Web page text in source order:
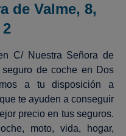
de Valme, 8,
C/ Nuestra Señora de
de coche en Dos
a tu disposición a
te ayuden a conseguir
precio en tus seguros.
moto, vida, hogar,